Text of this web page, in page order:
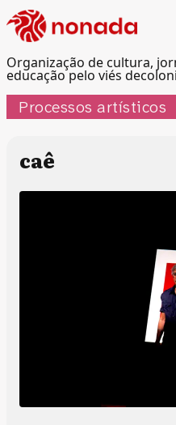
Organização de cultura,
educação pelo viés
Processos artísticos
caê